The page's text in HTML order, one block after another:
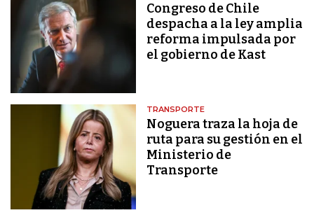
Congreso de Chile
despacha a la ley amplia
reforma impulsada por
el gobierno de Kast
TRANSPORTE
Noguera traza la hoja de
ruta para su gestión en el
Ministerio de
Transporte